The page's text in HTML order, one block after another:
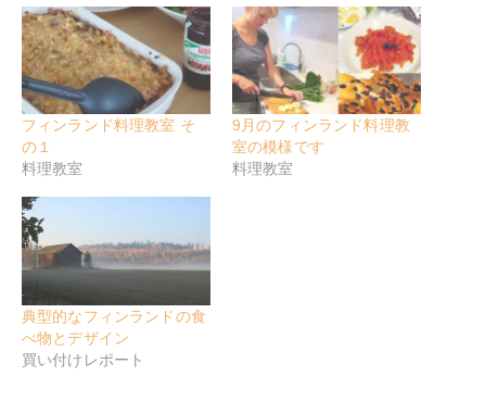
フィンランド料理教室 そ
の１
料理教室
9月のフィンランド料理教
室の模様です
料理教室
典型的なフィンランドの食
べ物とデザイン
買い付けレポート